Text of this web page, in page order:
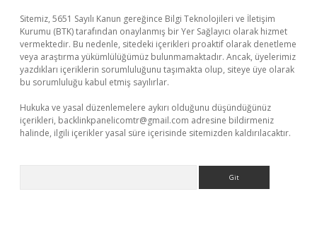
Sitemiz, 5651 Sayılı Kanun gereğince Bilgi Teknolojileri ve İletişim
Kurumu (BTK) tarafından onaylanmış bir Yer Sağlayıcı olarak hizmet
vermektedir. Bu nedenle, sitedeki içerikleri proaktif olarak denetleme
veya araştırma yükümlülüğümüz bulunmamaktadır. Ancak, üyelerimiz
yazdıkları içeriklerin sorumluluğunu taşımakta olup, siteye üye olarak
bu sorumluluğu kabul etmiş sayılırlar.
Hukuka ve yasal düzenlemelere aykırı olduğunu düşündüğünüz
içerikleri, backlinkpanelicomtr@gmail.com adresine bildirmeniz
halinde, ilgili içerikler yasal süre içerisinde sitemizden kaldırılacaktır.